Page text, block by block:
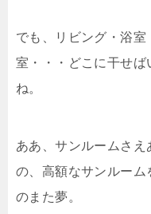
でも、リビング・浴
室・・・どこに干せば
ね。
ああ、サンルームさ
の、高額なサンルー
のまた夢。